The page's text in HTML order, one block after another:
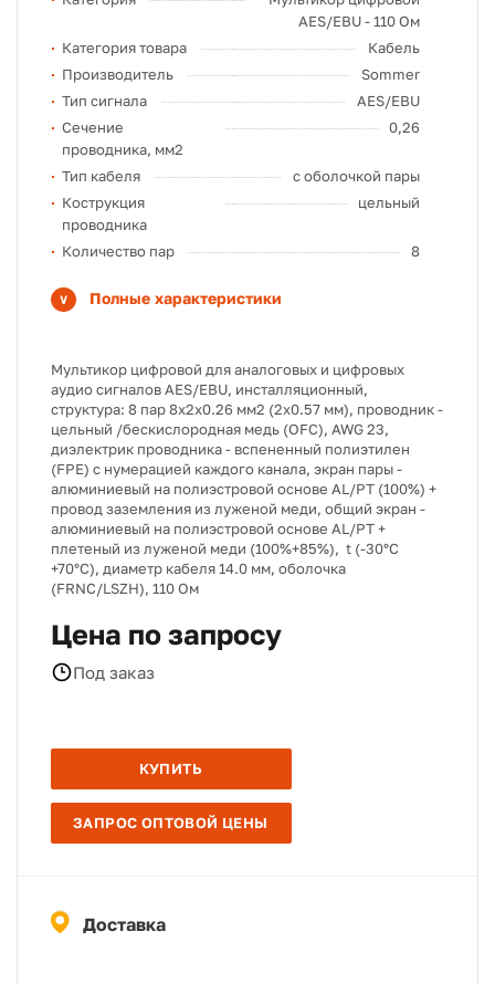
AES/EBU - 110 Ом
Категория товара
Кабель
Производитель
Sommer
Тип сигнала
AES/EBU
Сечение
проводника, мм2
0,26
Тип кабеля
с оболочкой пары
Кострукция
проводника
цельный
Количество пар 8
Полные характеристики
Мультикор цифровой для аналоговых и цифровых
аудио сигналов AES/EBU, инсталляционный,
структура: 8 пар 8х2х0.26 мм2 (2х0.57 мм), проводник -
цельный /бескислородная медь (OFC), AWG 23,
диэлектрик проводника - вспененный полиэтилен
(FPE) с нумерацией каждого канала, экран пары -
алюминиевый на полиэстровой основе AL/PT (100%) +
провод заземления из луженой меди, общий экран -
алюминиевый на полиэстровой основе AL/PT +
плетеный из луженой меди (100%+85%), t (-30°C
+70°C), диаметр кабеля 14.0 мм, оболочка
(FRNC/LSZH), 110 Ом
Цена по запросу
Под заказ
КУПИТЬ
ЗАПРОС ОПТОВОЙ ЦЕНЫ
Доставка